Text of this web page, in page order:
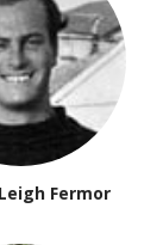
Fermor